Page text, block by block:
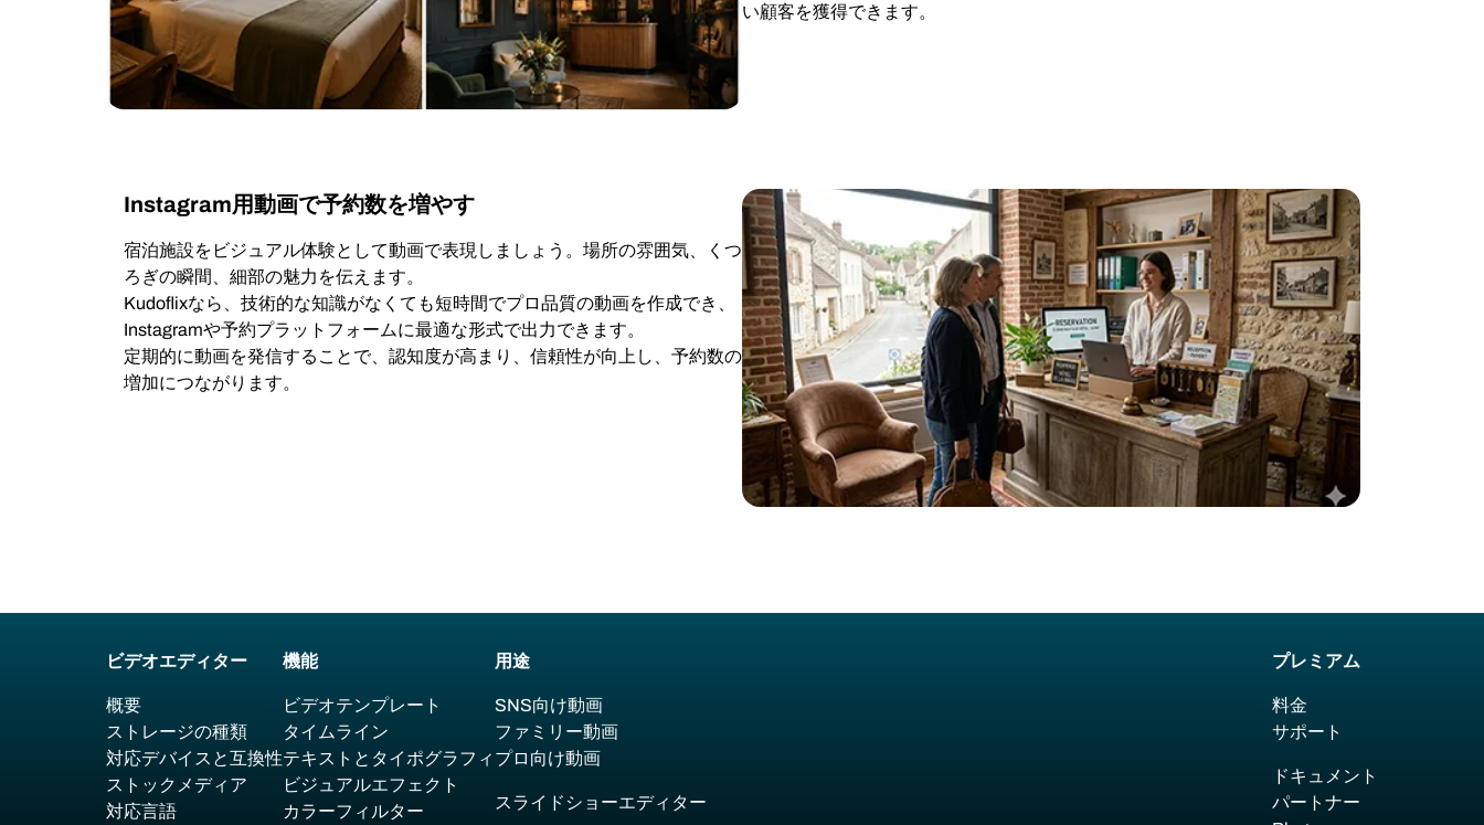
い顧客を獲得できます。
Instagram用動画で予約数を増やす
宿泊施設をビジュアル体験として動画で表現しましょう。場所の雰囲気、くつ
ろぎの瞬間、細部の魅力を伝えます。
Kudoflixなら、技術的な知識がなくても短時間でプロ品質の動画を作成でき、
Instagramや予約プラットフォームに最適な形式で出力できます。
定期的に動画を発信することで、認知度が高まり、信頼性が向上し、予約数の
増加につながります。
ビデオエディター
概要
ストレージの種類
対応デバイスと互換性
ストックメディア
対応言語
機能
ビデオテンプレート
タイムライン
テキストとタイポグラフィ
ビジュアルエフェクト
カラーフィルター
用途
SNS向け動画
ファミリー動画
プロ向け動画
スライドショーエディター
プレミアム
料金
サポート
ドキュメント
パートナー